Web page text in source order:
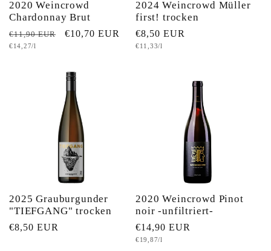
2020 Weincrowd
Chardonnay Brut
Normaler
Preis
€11,90 EUR Verkaufspreis
€10,70 EUR
Grundpreis
€14,27/l
2024 Weincrowd Müller
first! trocken
Normaler
Preis
€8,50 EUR
Grundpreis
€11,33/l
2025 Grauburgunder
"TIEFGANG" trocken
Normaler
€8,50 EUR
2020 Weincrowd Pinot
noir -unfiltriert-
Normaler
Preis
€14,90 EUR
Grundpreis
€19,87/l